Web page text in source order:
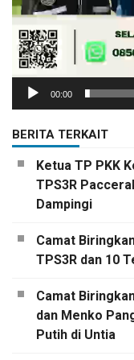
00:00
BERITA TERKAIT
Ketua TP PKK
TPS3R
Dampingi
Camat
TPS3R dan 10
Camat
dan Menko
Putih di Untia